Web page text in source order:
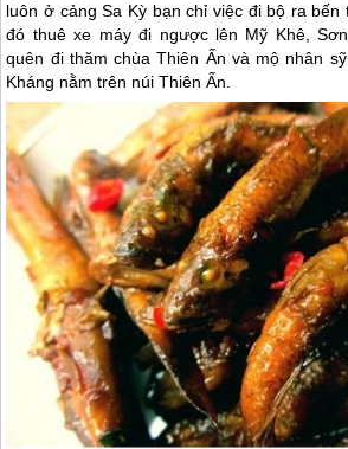
luôn ở cảng Sa Kỳ bạn chỉ việc đi bộ ra bến
đó thuê xe máy đi ngược lên Mỹ Khê,
quên đi thăm chùa Thiên Ấn và mộ nhân
Kháng nằm trên núi Thiên Ấn.